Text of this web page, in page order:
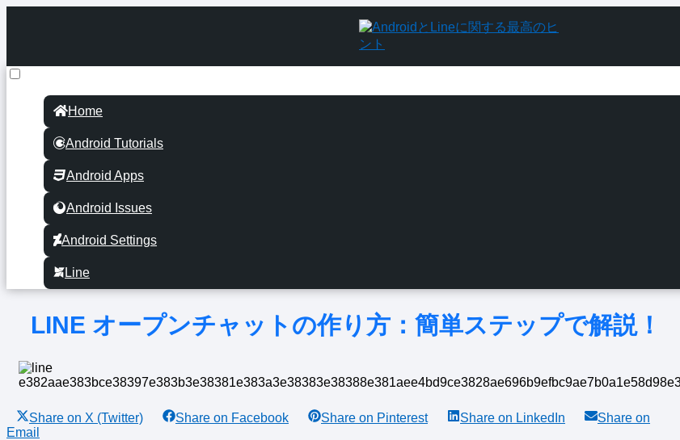
Home
Android Tutorials
Android Apps
Android Issues
Android Settings
Line
LINE オープンチャットの作り方：簡単ステップで解説！
Share on X (Twitter) Share on Facebook Share on Pinterest Share on LinkedIn
Share on
Email